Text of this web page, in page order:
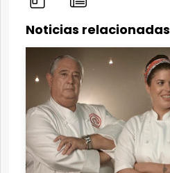
Noticias relacionadas